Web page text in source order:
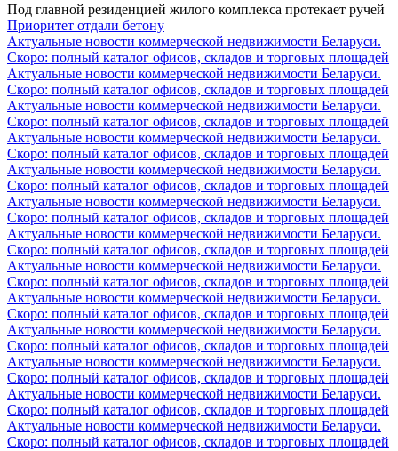
Под главной резиденцией жилого комплекса протекает ручей
Приоритет отдали бетону
Актуальные новости коммерческой недвижимости Беларуси.
Скоро: полный каталог офисов, складов и торговых площадей
Актуальные новости коммерческой недвижимости Беларуси.
Скоро: полный каталог офисов, складов и торговых площадей
Актуальные новости коммерческой недвижимости Беларуси.
Скоро: полный каталог офисов, складов и торговых площадей
Актуальные новости коммерческой недвижимости Беларуси.
Скоро: полный каталог офисов, складов и торговых площадей
Актуальные новости коммерческой недвижимости Беларуси.
Скоро: полный каталог офисов, складов и торговых площадей
Актуальные новости коммерческой недвижимости Беларуси.
Скоро: полный каталог офисов, складов и торговых площадей
Актуальные новости коммерческой недвижимости Беларуси.
Скоро: полный каталог офисов, складов и торговых площадей
Актуальные новости коммерческой недвижимости Беларуси.
Скоро: полный каталог офисов, складов и торговых площадей
Актуальные новости коммерческой недвижимости Беларуси.
Скоро: полный каталог офисов, складов и торговых площадей
Актуальные новости коммерческой недвижимости Беларуси.
Скоро: полный каталог офисов, складов и торговых площадей
Актуальные новости коммерческой недвижимости Беларуси.
Скоро: полный каталог офисов, складов и торговых площадей
Актуальные новости коммерческой недвижимости Беларуси.
Скоро: полный каталог офисов, складов и торговых площадей
Актуальные новости коммерческой недвижимости Беларуси.
Скоро: полный каталог офисов, складов и торговых площадей